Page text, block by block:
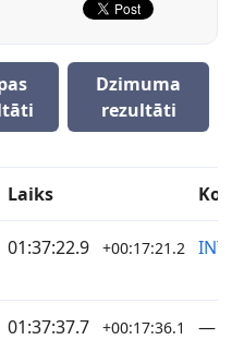
Dzimuma
rezultāti
Laiks
01:37:22.9 +00:17:21.2
01:37:37.7 +00:17:36.1 —